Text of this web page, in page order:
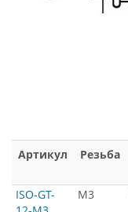
Артикул Резьба
ISO-GT-
М3